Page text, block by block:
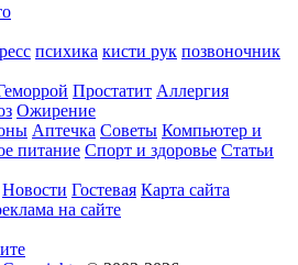
психика кисти рук позвоночник
Простатит Аллергия
Ожирение
Аптечка Советы Компьютер и
питание Спорт и здоровье Статьи
Новости Гостевая Карта сайта
на сайте